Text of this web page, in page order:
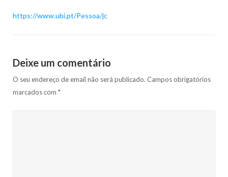
https://www.ubi.pt/Pessoa/jc
Deixe um comentário
O seu endereço de email não será publicado. Campos obrigatórios
marcados com *